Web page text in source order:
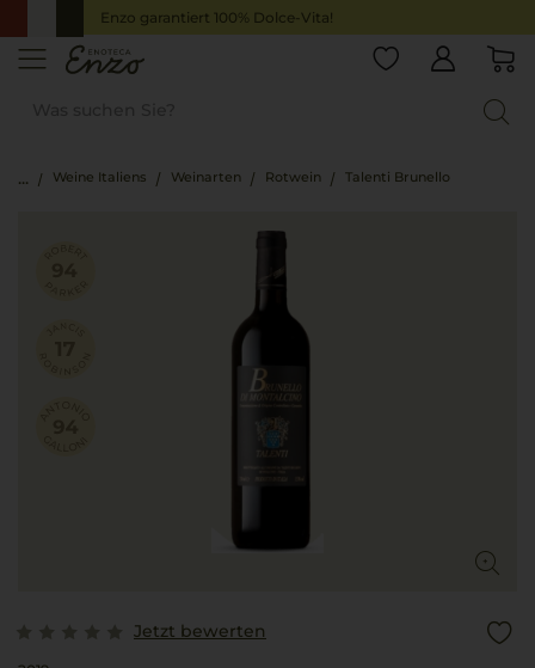
Enzo garantiert 100% Dolce-Vita!
Weine Italiens Weinarten Rotwein Talenti Brunello
Jetzt bewerten